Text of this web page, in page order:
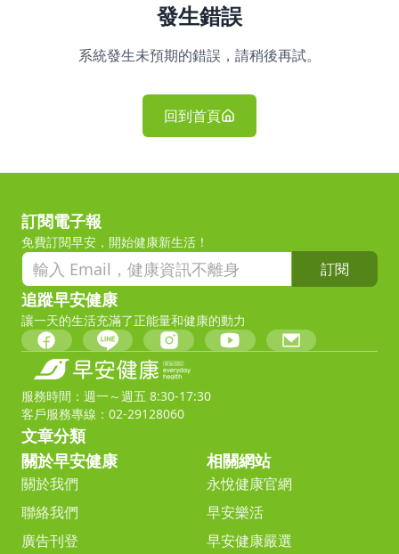
發生錯誤
系統發生未預期的錯誤，請稍後再試。
回到首頁
訂閱電子報
免費訂閱早安，開始健康新生活！
訂閱
追蹤早安健康
讓一天的生活充滿了正能量和健康的動力
服務時間：週一～週五 8:30-17:30
客戶服務專線：02-29128060
文章分類
關於早安健康
關於我們
聯絡我們
廣告刊登
相關網站
永悅健康官網
早安樂活
早安健康嚴選